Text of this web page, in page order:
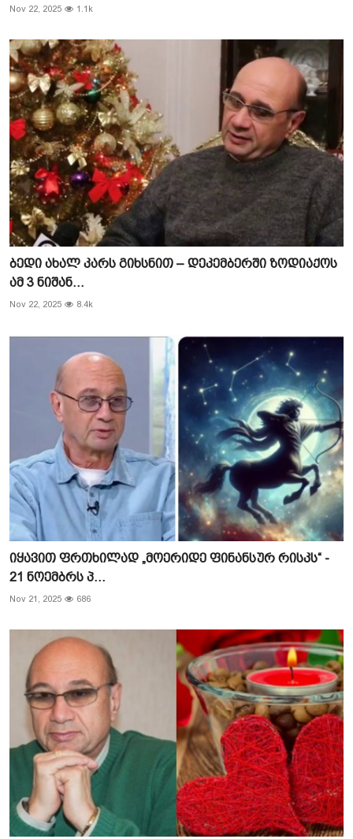
Nov 22, 2025 1.1k
ბედი ახალ კარს გიხსნით – დეკემბერში ზოდიაქოს
ამ 3 ნიშან...
Nov 22, 2025 8.4k
იყავით ფრთხილად „მოერიდე ფინანსურ რისკს“ -
21 ნოემბრს პ...
Nov 21, 2025 686